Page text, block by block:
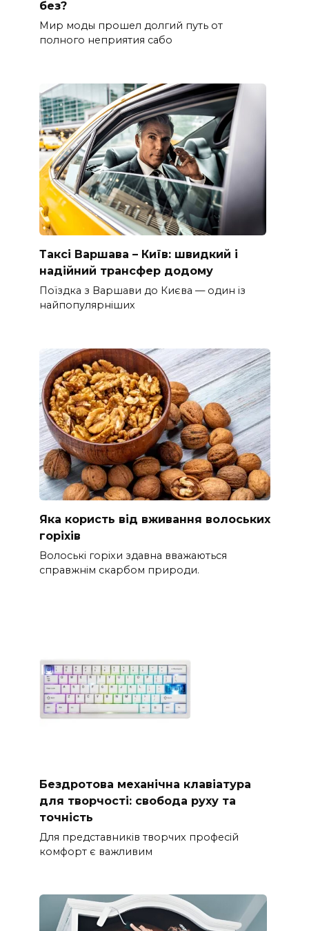
без?
Мир моды прошел долгий путь от
полного неприятия сабо
Таксі Варшава – Київ: швидкий і
надійний трансфер додому
Поїздка з Варшави до Києва — один із
найпопулярніших
Яка користь від вживання волоських
горіхів
Волоські горіхи здавна вважаються
справжнім скарбом природи.
Бездротова механічна клавіатура
для творчості: свобода руху та
точність
Для представників творчих професій
комфорт є важливим